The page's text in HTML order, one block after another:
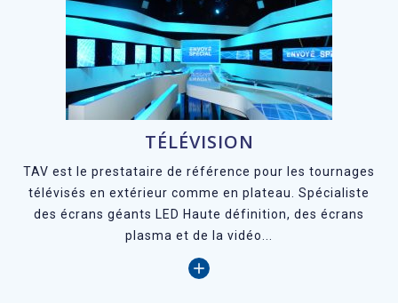
TÉLÉVISION
TAV est le prestataire de référence pour les tournages
télévisés en extérieur comme en plateau. Spécialiste
des écrans géants LED Haute définition, des écrans
plasma et de la vidéo...